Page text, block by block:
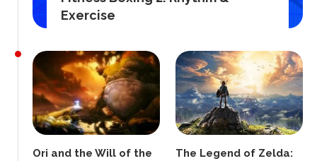
Exercise
Ori and the Will of the
The Legend of Zelda: